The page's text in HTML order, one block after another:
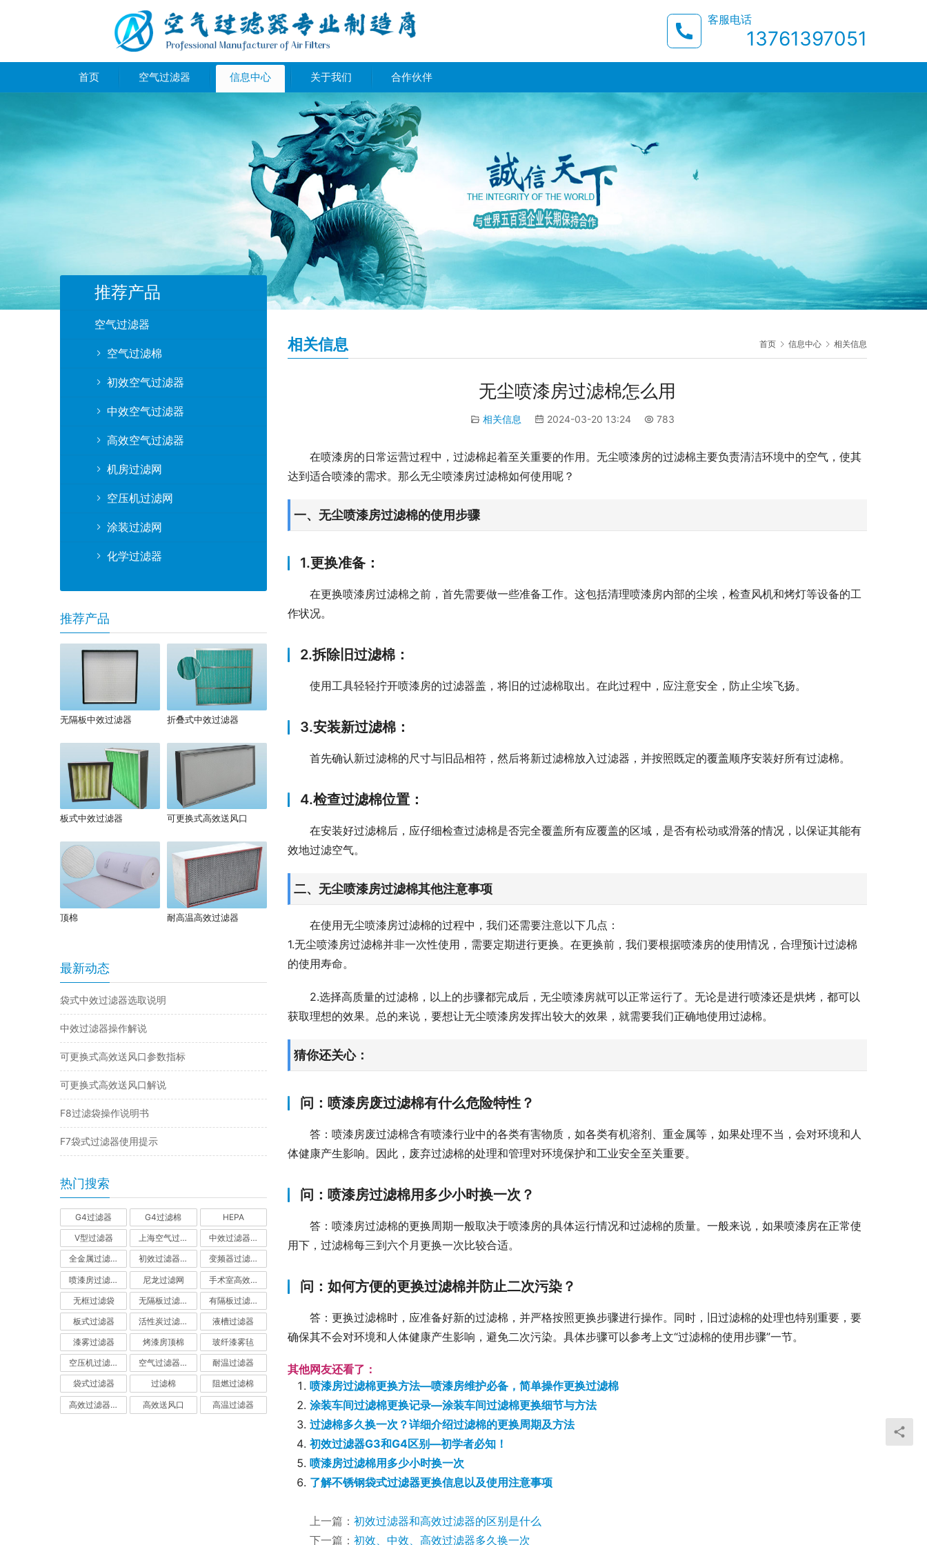
客服电话
13761397051
首页 空气过滤器 信息中心 关于我们 合作伙伴
首页 信息中心 相关信息
相关信息
无尘喷漆房过滤棉怎么用
相关信息 2024-03-20 13:24 783
在喷漆房的日常运营过程中，过滤棉起着至关重要的作用。无尘喷漆房的过滤棉主要负责清洁环境中的空气，使其
达到适合喷漆的需求。那么无尘喷漆房过滤棉如何使用呢？
一、无尘喷漆房过滤棉的使用步骤
1.更换准备：
在更换喷漆房过滤棉之前，首先需要做一些准备工作。这包括清理喷漆房内部的尘埃，检查风机和烤灯等设备的工
作状况。
2.拆除旧过滤棉：
使用工具轻轻拧开喷漆房的过滤器盖，将旧的过滤棉取出。在此过程中，应注意安全，防止尘埃飞扬。
3.安装新过滤棉：
首先确认新过滤棉的尺寸与旧品相符，然后将新过滤棉放入过滤器，并按照既定的覆盖顺序安装好所有过滤棉。
4.检查过滤棉位置：
在安装好过滤棉后，应仔细检查过滤棉是否完全覆盖所有应覆盖的区域，是否有松动或滑落的情况，以保证其能有
效地过滤空气。
二、无尘喷漆房过滤棉其他注意事项
在使用无尘喷漆房过滤棉的过程中，我们还需要注意以下几点：
1.无尘喷漆房过滤棉并非一次性使用，需要定期进行更换。在更换前，我们要根据喷漆房的使用情况，合理预计过滤棉
的使用寿命。
2.选择高质量的过滤棉，以上的步骤都完成后，无尘喷漆房就可以正常运行了。无论是进行喷漆还是烘烤，都可以
获取理想的效果。总的来说，要想让无尘喷漆房发挥出较大的效果，就需要我们正确地使用过滤棉。
猜你还关心：
问：喷漆房废过滤棉有什么危险特性？
答：喷漆房废过滤棉含有喷漆行业中的各类有害物质，如各类有机溶剂、重金属等，如果处理不当，会对环境和人
体健康产生影响。因此，废弃过滤棉的处理和管理对环境保护和工业安全至关重要。
问：喷漆房过滤棉用多少小时换一次？
答：喷漆房过滤棉的更换周期一般取决于喷漆房的具体运行情况和过滤棉的质量。一般来说，如果喷漆房在正常使
用下，过滤棉每三到六个月更换一次比较合适。
问：如何方便的更换过滤棉并防止二次污染？
答：更换过滤棉时，应准备好新的过滤棉，并严格按照更换步骤进行操作。同时，旧过滤棉的处理也特别重要，要
确保其不会对环境和人体健康产生影响，避免二次污染。具体步骤可以参考上文“过滤棉的使用步骤”一节。
其他网友还看了：
喷漆房过滤棉更换方法—喷漆房维护必备，简单操作更换过滤棉
涂装车间过滤棉更换记录—涂装车间过滤棉更换细节与方法
过滤棉多久换一次？详细介绍过滤棉的更换周期及方法
初效过滤器G3和G4区别—初学者必知！
喷漆房过滤棉用多少小时换一次
了解不锈钢袋式过滤器更换信息以及使用注意事项
上一篇： 初效过滤器和高效过滤器的区别是什么
下一篇： 初效、中效、高效过滤器多久换一次
推荐产品
空气过滤器
空气过滤棉
初效空气过滤器
中效空气过滤器
高效空气过滤器
机房过滤网
空压机过滤网
涂装过滤网
化学过滤器
推荐产品
无隔板中效过滤器 折叠式中效过滤器
板式中效过滤器 可更换式高效送风口
顶棉 耐高温高效过滤器
最新动态
袋式中效过滤器选取说明
中效过滤器操作解说
可更换式高效送风口参数指标
可更换式高效送风口解说
F8过滤袋操作说明书
F7袋式过滤器使用提示
热门搜索
G4过滤器 G4过滤棉 HEPA
V型过滤器 上海空气过滤器 中效过滤器-中效空气过滤器
全金属过滤器 初效过滤器-初效空气过滤器 变频器过滤器
喷漆房过滤棉 尼龙过滤网 手术室高效过滤器
无框过滤袋 无隔板过滤器 有隔板过滤器
板式过滤器 活性炭过滤器-活性炭空气过滤器 液槽过滤器
漆雾过滤器 烤漆房顶棉 玻纤漆雾毡
空压机过滤网 空气过滤器厂家 耐温过滤器
袋式过滤器 过滤棉 阻燃过滤棉
高效过滤器-高效空气过滤器 高效送风口 高温过滤器